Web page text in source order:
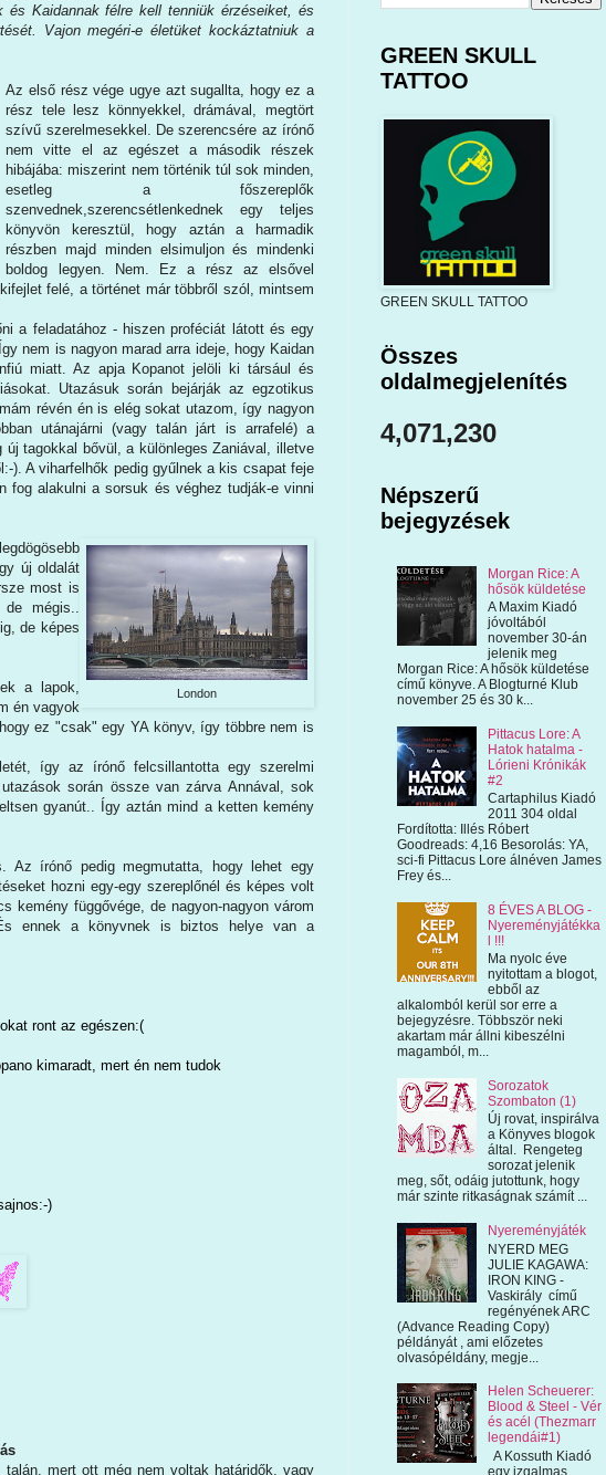
és Kaidannak félre kell tenniük érzéseiket, és
Vajon megéri-e életüket kockáztatniuk a
Az első rész vége ugye azt sugallta, hogy ez a
rész tele lesz könnyekkel, drámával, megtört
szívű szerelmesekkel. De szerencsére az írónő
nem vitte el az egészet a második részek
hibájába: miszerint nem történik túl sok minden,
esetleg a főszereplők
szenvednek,szerencsétlenkednek egy teljes
könyvön keresztül, hogy aztán a harmadik
részben majd minden elsimuljon és mindenki
boldog legyen. Nem. Ez a rész az elsővel
felé, a történet már többről szól, mintsem
a feladatához - hiszen proféciát látott és egy
nem is nagyon marad arra ideje, hogy Kaidan
miatt. Az apja Kopanot jelöli ki társául és
Utazásuk során bejárják az egzotikus
révén én is elég sokat utazom, így nagyon
utánajárni (vagy talán járt is arrafelé) a
tagokkal bővül, a különleges Zaniával, illetve
). A viharfelhők pedig gyűlnek a kis csapat feje
alakulni a sorsuk és véghez tudják-e vinni
London
új oldalát
most is
mégis..
de képes
a lapok,
én vagyok
ez "csak" egy YA könyv, így többre nem is
így az írónő felcsillantotta egy szerelmi
során össze van zárva Annával, sok
gyanút.. Így aztán mind a ketten kemény
Az írónő pedig megmutatta, hogy lehet egy
hozni egy-egy szereplőnél és képes volt
kemény függővége, de nagyon-nagyon várom
ennek a könyvnek is biztos helye van a
ront az egészen:(
kimaradt, mert én nem tudok
)
mert ott még nem voltak határidők, vagy
GREEN SKULL
TATTOO
GREEN SKULL TATTOO
Összes
oldalmegjelenítés
4,071,230
Népszerű
bejegyzések
Morgan Rice: A
hősök küldetése
A Maxim Kiadó
jóvoltából
november 30-án
jelenik meg
Morgan Rice: A hősök küldetése
című könyve. A Blogturné Klub
november 25 és 30 k...
Pittacus Lore: A
Hatok hatalma -
Lórieni Krónikák
#2
Cartaphilus Kiadó
2011 304 oldal
Fordította: Illés Róbert
Goodreads: 4,16 Besorolás: YA,
sci-fi Pittacus Lore álnéven James
Frey és...
8 ÉVES A BLOG -
Nyereményjátékka
l !!!
Ma nyolc éve
nyitottam a blogot,
ebből az
alkalomból kerül sor erre a
bejegyzésre. Többször neki
akartam már állni kibeszélni
magamból, m...
Sorozatok
Szombaton (1)
Új rovat, inspirálva
a Könyves blogok
által. Rengeteg
sorozat jelenik
meg, sőt, odáig jutottunk, hogy
már szinte ritkaságnak számít ...
Nyereményjáték
NYERD MEG
JULIE KAGAWA:
IRON KING -
Vaskirály című
regényének ARC
(Advance Reading Copy)
példányát , ami előzetes
olvasópéldány, megje...
Helen Scheuerer:
Blood & Steel - Vér
és acél (Thezmarr
legendái#1)
A Kossuth Kiadó
egy izgalmas